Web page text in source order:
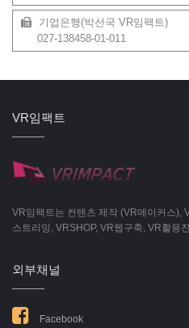
기업은행(박선국 VR임팩트)
027-138458-01-011
VR임팩트
VR임팩트는 컨텐츠 제작 (VR메이커스),
스트리밍, VRSHOP, VR웹구축, VR활용
외부채널
Facebook